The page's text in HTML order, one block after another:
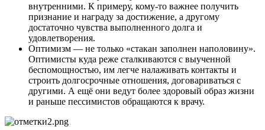
внутренними. К примеру, кому-то важнее получить
признание и награду за достижение, а другому
достаточно чувства выполненного долга и
удовлетворения.
Оптимизм — не только «стакан заполнен наполовину».
Оптимисты куда реже сталкиваются с выученной
беспомощностью, им легче налаживать контакты и
строить долгосрочные отношения, договариваться с
другими. А ещё они ведут более здоровый образ жизни
и раньше пессимистов обращаются к врачу.